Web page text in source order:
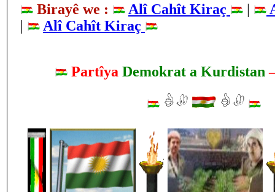
Birayê we : Alî Cahît Kiraç |
|
Alî Cahît Kiraç
Partîya Demokrat a Kurdistan